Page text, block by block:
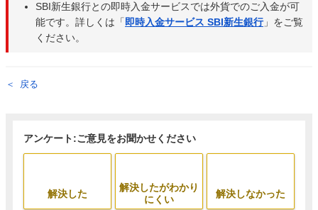
SBI新生銀行との即時入金サービスでは外貨でのご入金が可
能です。詳しくは「即時入金サービス SBI新生銀行」をご覧
ください。
戻る
アンケート:ご意見をお聞かせください
解決した
解決したがわかり
にくい
解決しなかった